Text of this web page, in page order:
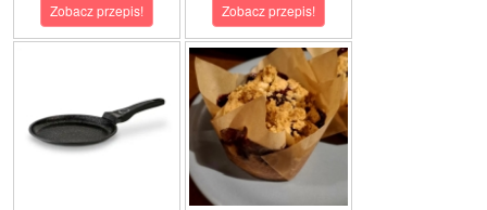
Zobacz przepis! Zobacz przepis!